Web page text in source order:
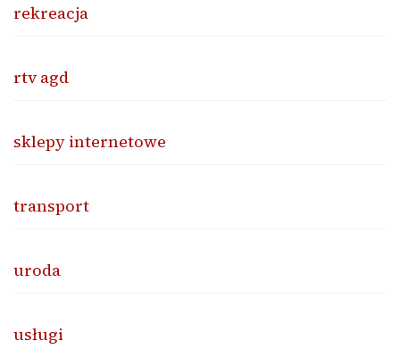
rekreacja
rtv agd
sklepy internetowe
transport
uroda
usługi